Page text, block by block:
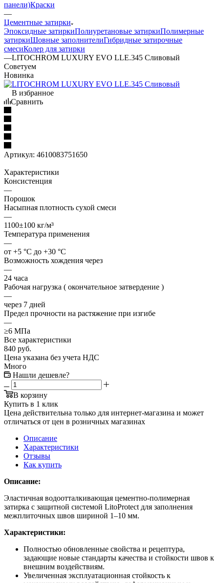
панели)Краски
—
Цементные затирки
Эпоксидные затиркиПолиуретановые затиркиПолимерные
затиркиШовные заполнителиГибридные затирочные
смесиКолер для затирки
—LITOCHROM LUXURY EVO LLE.345 Сливовый
Советуем
Новинка
В избранное
Сравнить
Артикул: 4610083751650
Характеристики
Консистенция
—
Порошок
Насыпная плотность сухой смеси
—
1100±100 кг/м³
Температура применения
—
от +5 °C до +30 °C
Возможность хождения через
—
24 часа
Рабочая нагрузка ( окончательное затвердение )
—
через 7 дней
Предел прочности на растяжение при изгибе
—
≥6 МПа
Все характеристики
840 руб.
Цена указана без учета НДС
Много
Нашли дешевле?
В корзину
Купить в 1 клик
Цена действительна только для интернет-магазина и может
отличаться от цен в розничных магазинах
Описание
Характеристики
Отзывы
Как купить
Описание:
Эластичная водоотталкивающая цементно-полимерная
затирка с защитной системой LitoProtect для заполнения
межплиточных швов шириной 1–10 мм.
Характеристики:
Полностью обновленные свойства и рецептура,
задающие новые стандарты качества и стойкости швов к
внешним воздействиям.
Увеличенная эксплуатационная стойкость к